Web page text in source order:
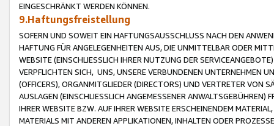
EINGESCHRÄNKT WERDEN KÖNNEN.
9.Haftungsfreistellung
SOFERN UND SOWEIT EIN HAFTUNGSAUSSCHLUSS NACH DEN
HAFTUNG FÜR ANGELEGENHEITEN AUS, DIE UNMITTELBAR ODER
WEBSITE (EINSCHLIESSLICH IHRER NUTZUNG DER
VERPFLICHTEN SICH, UNS, UNSERE VERBUNDENEN UNTERNEHMEN
(OFFICERS), ORGANMITGLIEDER (DIRECTORS) UND VERTRETER VON
AUSLAGEN (EINSCHLIESSLICH ANGEMESSENER
IHRER WEBSITE BZW. AUF IHRER WEBSITE ERSCHEINENDEM
MATERIALS MIT ANDEREN APPLIKATIONEN, INHALTEN ODER